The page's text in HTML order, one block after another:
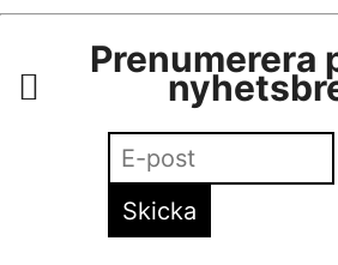
Prenumerera